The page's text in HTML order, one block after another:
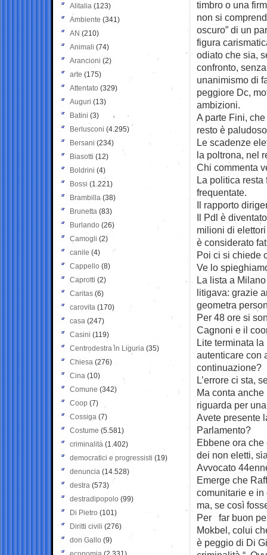
timbro o una
non si
oscuro” di un
figura
odiato che sia,
confronto,
unanimismo di
peggiore Dc,
ambizioni.
A parte Fini,
resto è
Le scadenze
la poltrona, nel
Chi commenta
La politica resta
frequentate.
Il rapporto
Il Pdl è
milioni di
è considerato
Poi ci si chiede
Ve lo
La lista a
litigava: grazie
geometra
Per 48 ore si
Cagnoni e il
Lite terminata
autenticare con
continuazione?
L’errore ci sta,
Ma conta
riguarda per
Avete presente
Parlamento?
Ebbene ora che
dei non eletti,
Avvocato
Emerge che
comunitarie e
ma, se così
Per far buon
Mokbel, colui
è peggio di Di
Alitalia (123)
Ambiente (341)
AN (210)
Animali (74)
Arancioni (2)
arte (175)
Attentato (329)
Auguri (13)
Batini (3)
Berlusconi (4.295)
Bersani (234)
Biasotti (12)
Boldrini (4)
Bossi (1.221)
Brambilla (38)
Brunetta (83)
Burlando (26)
Camogli (2)
canile (4)
Cappello (8)
Caprotti (2)
Caritas (6)
carovita (170)
casa (247)
Casini (119)
Centrodestra in Liguria (35)
Chiesa (276)
Cina (10)
Comune (342)
Coop (7)
Cossiga (7)
Costume (5.581)
criminalità (1.402)
democratici e progressisti (19)
denuncia (14.528)
destra (573)
destradipopolo (99)
Di Pietro (101)
Diritti civili (276)
don Gallo (9)